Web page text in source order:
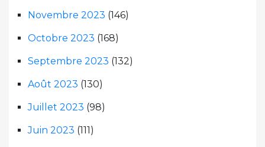
Novembre 2023 (146)
Octobre 2023 (168)
Septembre 2023 (132)
Août 2023 (130)
Juillet 2023 (98)
Juin 2023 (111)